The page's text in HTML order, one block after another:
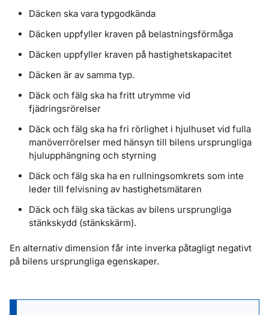
Däcken ska vara typgodkända
Däcken uppfyller kraven på belastningsförmåga
Däcken uppfyller kraven på hastighetskapacitet
Däcken är av samma typ.
Däck och fälg ska ha fritt utrymme vid
fjädringsrörelser
Däck och fälg ska ha fri rörlighet i hjulhuset vid fulla
manöverrörelser med hänsyn till bilens ursprungliga
hjulupphängning och styrning
Däck och fälg ska ha en rullningsomkrets som inte
leder till felvisning av hastighetsmätaren
Däck och fälg ska täckas av bilens ursprungliga
stänkskydd (stänkskärm).
En alternativ dimension får inte inverka påtagligt negativt
på bilens ursprungliga egenskaper.